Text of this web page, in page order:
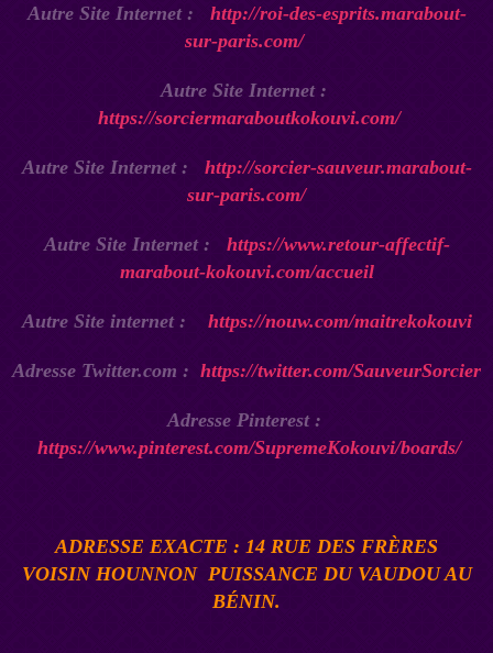
Autre Site Internet : http://roi-des-esprits.marabout-
sur-paris.com/
Autre Site Internet :
https://sorciermaraboutkokouvi.com/
Autre Site Internet : http://sorcier-sauveur.marabout-
sur-paris.com/
Autre Site Internet : https://www.retour-affectif-
marabout-kokouvi.com/accueil
Autre Site internet : https://nouw.com/maitrekokouvi
Adresse Twitter.com : https://twitter.com/SauveurSorcier
Adresse Pinterest :
https://www.pinterest.com/SupremeKokouvi/boards/
ADRESSE EXACTE : 14 RUE DES FRÈRES
VOISIN HOUNNON PUISSANCE DU VAUDOU AU
BÉNIN.